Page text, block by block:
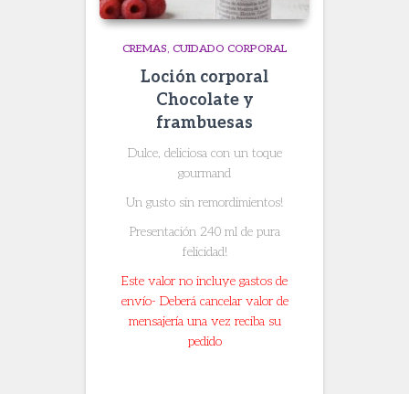
CREMAS CUIDADO CORPORAL
Loción corporal
Chocolate y
frambuesas
Dulce, deliciosa con un toque
gourmand
Un gusto sin remordimientos!
Presentación 240 ml de pura
felicidad!
Este valor no incluye gastos de
envío- Deberá cancelar valor de
mensajería una vez reciba su
pedido